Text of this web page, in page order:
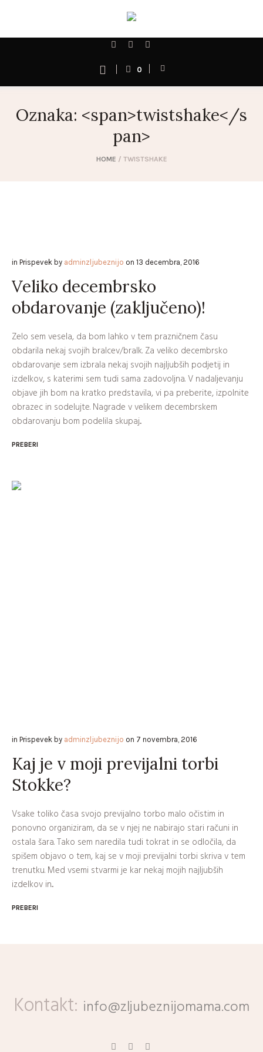
0
Oznaka: <span>twistshake</s
pan>
HOME / TWISTSHAKE
in Prispevek by adminzljubeznijo on 13 decembra, 2016
Veliko decembrsko
obdarovanje (zaključeno)!
Zelo sem vesela, da bom lahko v tem prazničnem času
obdarila nekaj svojih bralcev/bralk. Za veliko decembrsko
obdarovanje sem izbrala nekaj svojih najljubših podjetij in
izdelkov, s katerimi sem tudi sama zadovoljna. V nadaljevanju
objave jih bom na kratko predstavila, vi pa preberite, izpolnite
obrazec in sodelujte. Nagrade v velikem decembrskem
obdarovanju bom podelila skupaj...
PREBERI
in Prispevek by adminzljubeznijo on 7 novembra, 2016
Kaj je v moji previjalni torbi
Stokke?
Vsake toliko časa svojo previjalno torbo malo očistim in
ponovno organiziram, da se v njej ne nabirajo stari računi in
ostala šara. Tako sem naredila tudi tokrat in se odločila, da
spišem objavo o tem, kaj se v moji previjalni torbi skriva v tem
trenutku. Med vsemi stvarmi je kar nekaj mojih najljubših
izdelkov in...
PREBERI
Kontakt: info@zljubeznijomama.com